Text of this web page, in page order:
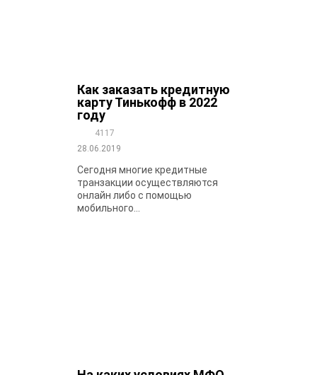
Как заказать кредитную
карту Тинькофф в 2022
году
4117
28.06.2019
Сегодня многие кредитные
транзакции осуществляются
онлайн либо с помощью
мобильного...